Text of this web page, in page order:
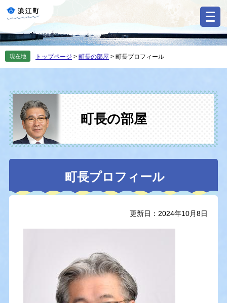
の
先
で
ー
を
ば
現在地 トップページ > 町長の部屋 > 町長プロフィール
町長の部屋
本
町長プロフィール
更新日：2024年10月8日